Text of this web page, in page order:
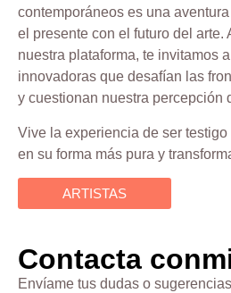
contemporáneos es una
el presente con el futuro del arte.
nuestra plataforma, te invitamos
innovadoras que desafían las
y cuestionan nuestra percepción
Vive la experiencia de ser
en su forma más pura y
ARTISTAS
Contacta
Envíame tus dudas o